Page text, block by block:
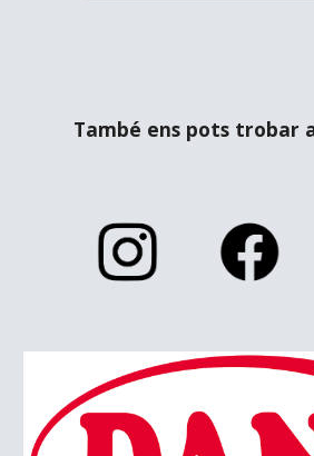
També ens pots trobar